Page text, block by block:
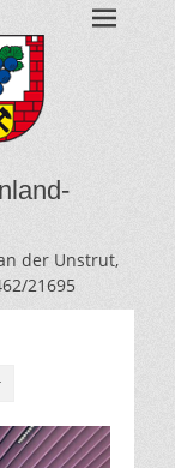
Anhalt
der Unstrut,
21695